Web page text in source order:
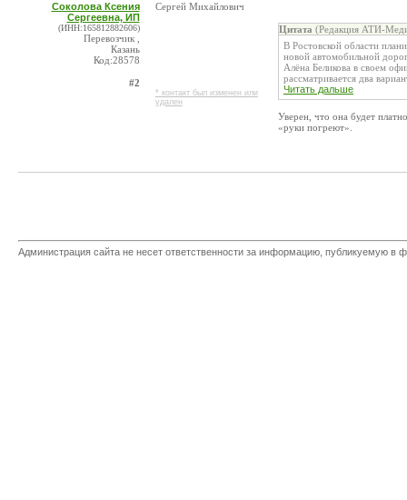
Соколова Ксения
Сергеевна, ИП
(ИНН:165812882606)
Перевозчик ,
Казань
Код:28578
#2
Сергей Михайлович
* контакт был изменен или
удален
Цитата (Редакция АТИ-
В Ростовской области
новой автомобильной
Алёна Беликова в своем
рассматривается два
Читать дальше
Уверен, что она будет
«руки погреют».
Администрация сайта не несет ответственности за информацию, публикуемую